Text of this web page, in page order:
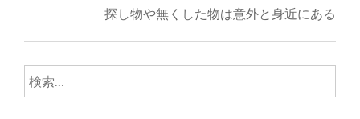
ー
探し物や無くした物は意外と身近にある
検
索: